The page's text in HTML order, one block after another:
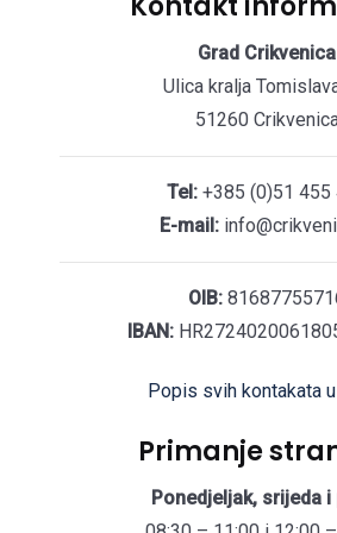
Grad Crikvenica
Ulica kralja
51260
Tel:+385 (0)51 455
E-mail:
OIB:
IBAN:
Popis svih kontakata
Primanje
Ponedjeljak, srijeda i